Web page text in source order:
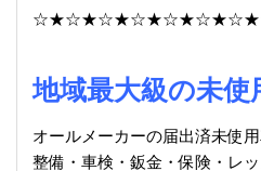
地域最大級の未使
オールメーカーの届出済未使
整備・車検・鈑金・保険・レ